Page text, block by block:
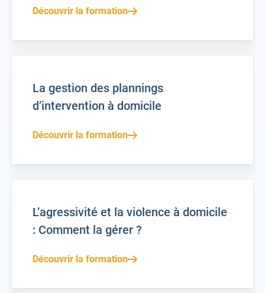
Découvrir la formation
La gestion des plannings
d’intervention à domicile
Découvrir la formation
L’agressivité et la violence à domicile
: Comment la gérer ?
Découvrir la formation